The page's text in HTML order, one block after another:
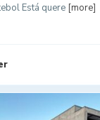
Está quere [more]